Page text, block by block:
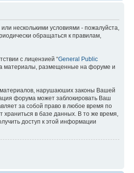
несколькими условиями - пожалуйста,
обращаться к правилам,
с лицензией “General Public
материалы, размещенные на форуме и
материалов, нарушаюших законы Вашей
форума может заблокировать Ваш
за собой право в любое время по
в базе данных. В то же время,
доступ к этой информации